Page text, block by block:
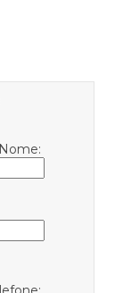
Nome: